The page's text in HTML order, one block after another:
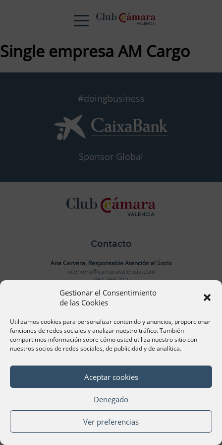
Gestionar el Consentimiento
de las Cookies
Utilizamos cookies para personalizar contenido y anuncios, proporcionar
funciones de redes sociales y analizar nuestro tráfico. También
compartimos información sobre cómo usted utiliza nuestro sitio con
nuestros socios de redes sociales, de publicidad y de analítica.
Aceptar cookies
Denegado
Ver preferencias
Single empresa AM Cargo
#doingbusiness
Sponsor Global
Contacto
Ana Cervera, Responsable Atención al Socio
acervera@camaravalencia.com
961 366 212
Síguenos
©Cámara Oficial de Comercio, Industria, Servicios y
Navegación de València 2020